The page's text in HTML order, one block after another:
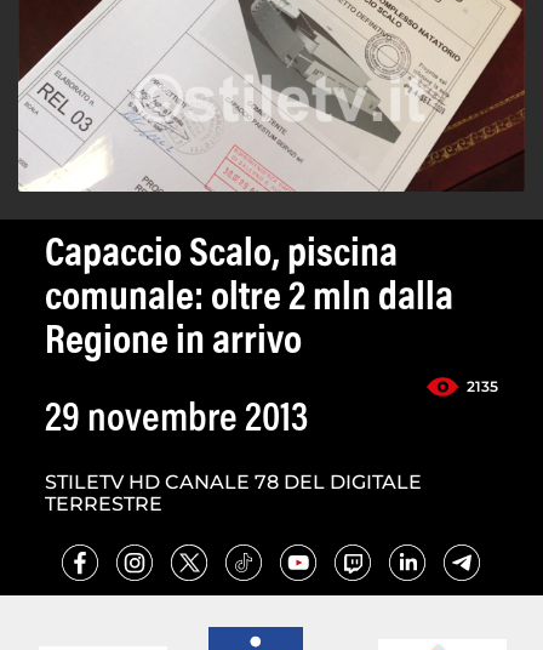
Capaccio Scalo, piscina
comunale: oltre 2 mln dalla
Regione in arrivo
2135
29 novembre 2013
STILETV HD CANALE 78 DEL DIGITALE
TERRESTRE